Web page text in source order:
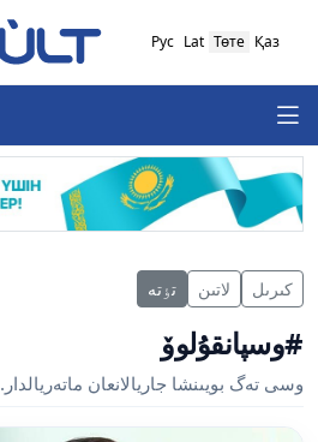
Қаз
Төте
Lat
Рус
كىرىل لاتىن تٶتە
#وسپانقۇلوۆ
وسى تەگ بويىنشا جاريالانعان ماتەريالدار.